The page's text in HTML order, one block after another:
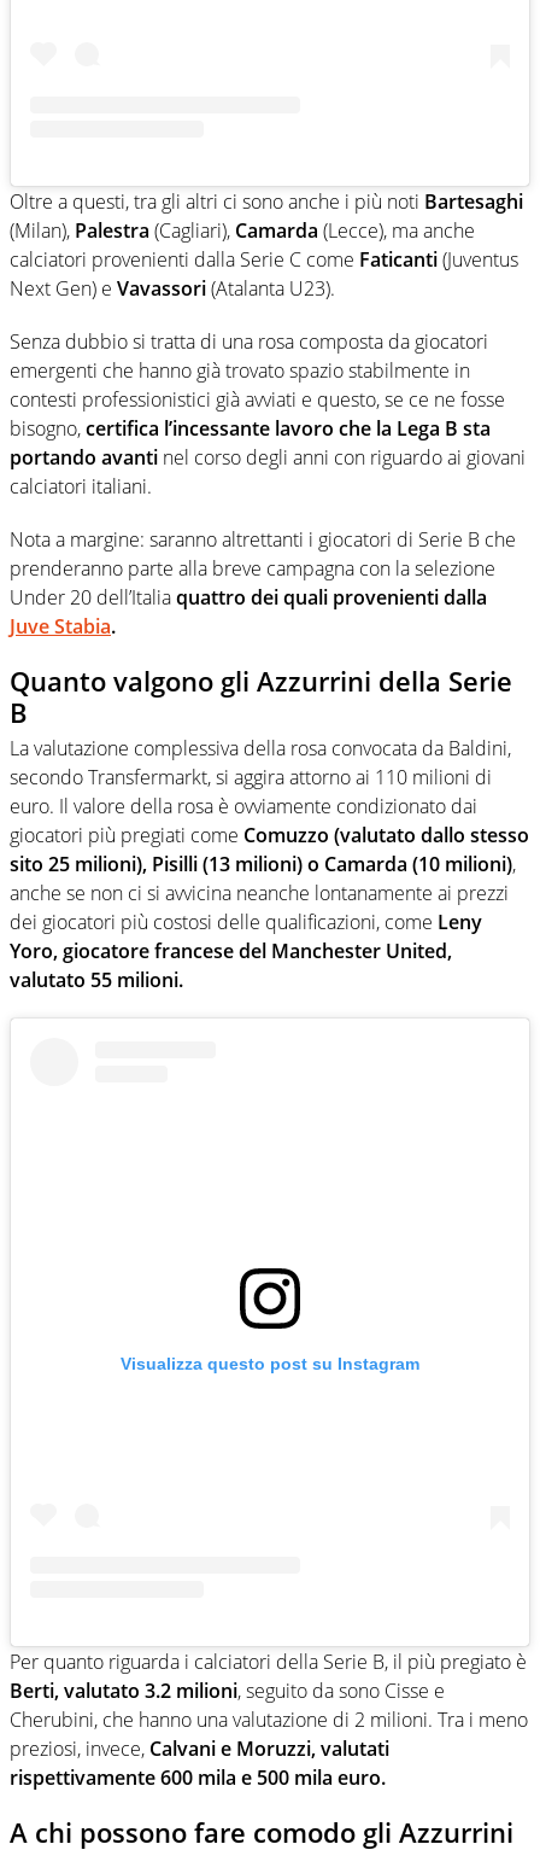
Oltre a questi, tra gli altri ci sono anche i più noti Bartesaghi
(Milan), Palestra (Cagliari), Camarda (Lecce), ma anche
calciatori provenienti dalla Serie C come Faticanti(Juventus
Next Gen) e Vavassori(Atalanta U23).
Senza dubbio si tratta di una rosa composta da giocatori
emergenti che hanno già trovato spazio stabilmente in
contesti professionistici già avviati e questo, se ce ne fosse
bisogno,certifica l’incessante lavoro che la Lega B sta
portando avanti nel corso degli anni con riguardo ai giovani
calciatori italiani.
Nota a margine: saranno altrettanti i giocatori di Serie B che
prenderanno parte alla breve campagna con la selezione
Under 20 dell’Italiaquattro dei quali provenienti dalla
Juve Stabia.
Quanto valgono gli Azzurrini della Serie
B
La valutazione complessiva della rosa convocata da Baldini,
secondo Transfermarkt, si aggira attorno ai 110 milioni di
euro. Il valore della rosa è ovviamente condizionato dai
giocatori più pregiati come Comuzzo (valutato dallo stesso
sito 25 milioni), Pisilli (13 milioni) o Camarda (10 milioni),
anche se non ci si avvicina neanche lontanamente ai prezzi
dei giocatori più costosi delle qualificazioni, come Leny
Yoro, giocatore francese del Manchester United,
valutato 55 milioni.
Visualizza questo post su Instagram
Per quanto riguarda i calciatori della Serie B, il più pregiato è
Berti, valutato 3.2 milioni, seguito da sono Cisse e
Cherubini, che hanno una valutazione di 2 milioni. Tra i meno
preziosi, invece, Calvani e Moruzzi, valutati
rispettivamente 600 mila e 500 mila euro.
A chi possono fare comodo gli Azzurrini